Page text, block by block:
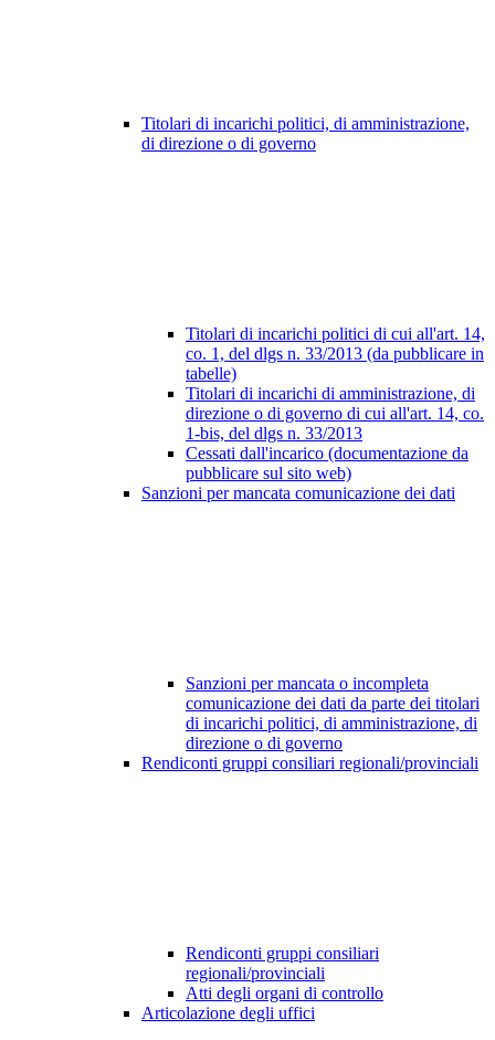
Titolari di incarichi politici, di amministrazione,
di direzione o di governo
Titolari di incarichi politici di cui all'art. 14,
co. 1, del dlgs n. 33/2013 (da pubblicare in
tabelle)
Titolari di incarichi di amministrazione, di
direzione o di governo di cui all'art. 14, co.
1-bis, del dlgs n. 33/2013
Cessati dall'incarico (documentazione da
pubblicare sul sito web)
Sanzioni per mancata comunicazione dei dati
Sanzioni per mancata o incompleta
comunicazione dei dati da parte dei titolari
di incarichi politici, di amministrazione, di
direzione o di governo
Rendiconti gruppi consiliari regionali/provinciali
Rendiconti gruppi consiliari
regionali/provinciali
Atti degli organi di controllo
Articolazione degli uffici